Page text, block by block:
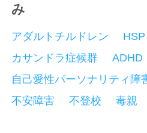
み
アダルトチルドレン HSP
カサンドラ症候群
ADHD
自己愛性パーソナリティ障
不安障害
不登校 毒親